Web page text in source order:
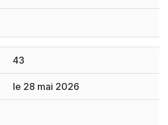
43
le 28 mai 2026